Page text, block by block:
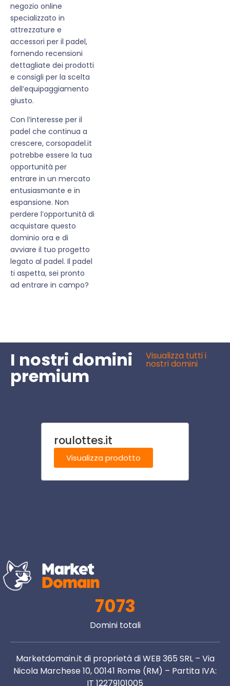
negozio online
specializzato in
attrezzature e
accessori per il padel,
fornendo recensioni
dettagliate dei prodotti
e consigli per la scelta
dell’equipaggiamento
giusto.
Con l’interesse per il
padel che continua a
crescere, corsopadel.it
potrebbe essere la tua
opportunità per
entrare in un mercato
entusiasmante e in
espansione. Non
perdere l’opportunità di
acquistare questo
dominio ora e di
avviare il tuo progetto
legato al padel. Il padel
ti aspetta, sei pronto
ad entrare in campo?
I nostri domini
premium
Visualizza tutti i
nostri domini
roulottes.it
Visualizza prodotto
7073
Domini totali
Marketdomain.it di proprietà di WEB 365 SRL – Via
Nicola Marchese 10, 00141 Rome (RM) – Partita IVA:
IT 12279101005